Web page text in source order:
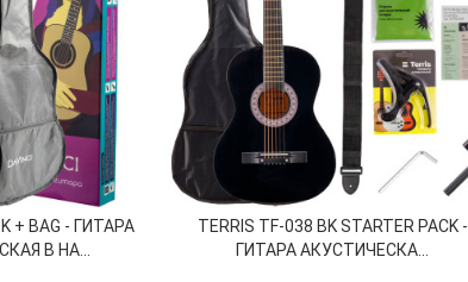
+ BAG - ГИТАРА
В НА...
TERRIS TF-038 BK STARTER PACK -
ГИТАРА АКУСТИЧЕСКА...